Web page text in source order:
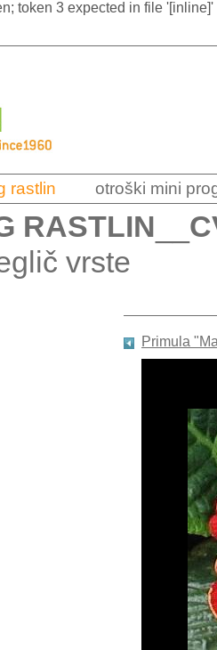
token 3 expected in file
rastlin otroški mini
RASTLIN
vrste
Primula